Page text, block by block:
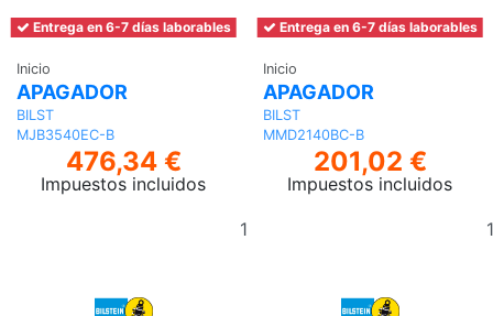
Entrega en 6-7 días laborables
Inicio
APAGADOR
BILST
MJB3540EC-B
476,34 €
Impuestos incluidos
Entrega en 6-7 días laborables
Inicio
APAGADOR
BILST
MMD2140BC-B
201,02 €
Impuestos incluidos